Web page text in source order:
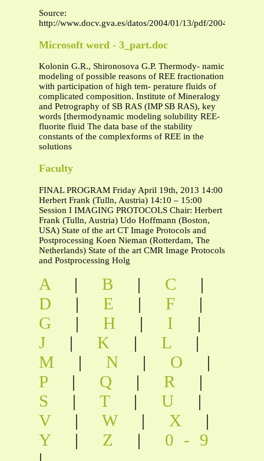
Source:
http://www.docv.gva.es/datos/2004/01/13/pdf/
Microsoft word - 3_part.doc
Kolonin G.R., Shironosova G.P. Thermody- namic
modeling of possible reasons of REE fractionation
with participation of high tem- perature fluids of
complicated composition. Institute of Mineralogy
and Petrography of SB RAS (IMP SB RAS), key
words [thermodynamic modeling solubility REE-
fluorite fluid The data base of the stability
constants of the complexforms of REE in the
solutions
Faculty
FINAL PROGRAM Friday April 19th, 2013 14:00
Herbert Frank (Tulln, Austria) 14:10 – 15:00
Session I IMAGING PROTOCOLS Chair: Herbert
Frank (Tulln, Austria) Udo Hoffmann (Boston,
USA) State of the art CT Image Protocols and
Postprocessing Koen Nieman (Rotterdam, The
Netherlands) State of the art CMR Image Protocols
and Postprocessing Holg
A | B | C
|
D
| E | F
|
G
| H | I
|
J
| K | L
|
M
| N | O
|
P
| Q | R
|
S
| T | U
|
V
| W | X
|
Y
| Z | 0-9